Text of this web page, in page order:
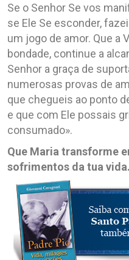
Se o Senhor Se vos
se Ele Se esconder,
um jogo de amor. Que a
bondade, continue a
Senhor a graça de
numerosas provas de
que chegueis ao ponto
e que com Ele possais
consumado».
Que Maria transforme
sofrimentos da tua vida.